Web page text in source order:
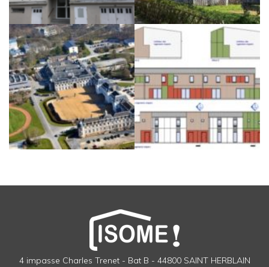
4 impasse Charles Trenet - Bat B - 44800 SAINT HERBLAIN